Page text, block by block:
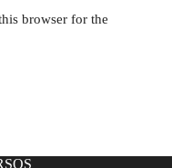
browser for the